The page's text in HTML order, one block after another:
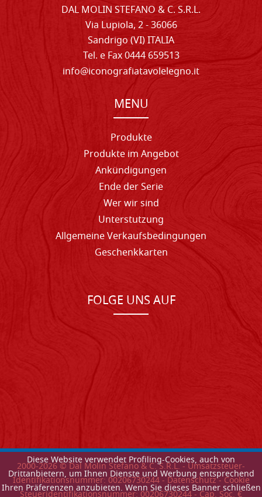
Diese Website verwendet Profiling-Cookies, auch von
Drittanbietern, um Ihnen Dienste und Werbung entsprechend
Ihren Präferenzen anzubieten. Wenn Sie dieses Banner schließen
DAL MOLIN STEFANO & C. S.R.L.
Via Lupiola, 2 - 36066
Sandrigo (VI) ITALIA
Tel. e Fax 0444 659513
info@iconografiatavolelegno.it
MENU
Produkte
Produkte im Angebot
Ankündigungen
Ende der Serie
Wer wir sind
Unterstutzung
Allgemeine Verkaufsbedingungen
Geschenkkarten
FOLGE UNS AUF
2000-2026© Dal Molin Stefano & C. S.R.L. - Umsatzsteuer-
Identifikationsnummer: 00206730244 -Datenschutz-Cookie